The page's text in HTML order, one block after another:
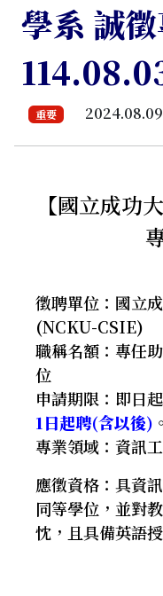
學系 誠徵
重要 2024.08.09
【國立成功
徵聘單位：國立
(NCKU-CSIE)
職稱名額：專任
位
申請期限：即日起
1日起聘(含以後) 。
專業領域：資訊
應徵資格：具資
同等學位，並對
忱，且具備英語